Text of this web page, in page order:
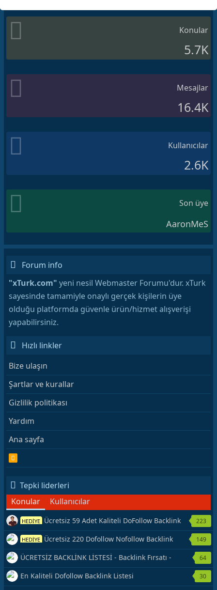
Konular
5.7K
Mesajlar
16.4K
Kullanıcılar
2.6K
Son üye
AaronMeS
Forum info
"xTurk.com" yeni nesil Webmaster Forumu'dur. xTurk
sayesinde tamamiyle onaylı gerçek kişilerin üye
olduğu platformda güvenle ürün/hizmet alışverişi
yapabilirsiniz.
Hızlı linkler
Bize ulaşın
Şartlar ve kurallar
Gizlilik politikası
Yardım
Ana sayfa
R
S
Tepki liderleri
Konular
Kullanıcılar
HEDİYE Ücretsiz 59 Adet Kaliteli DoFollow Backlink
Kaynağı Veriyorum.
223
HEDİYE Ücretsiz 220 Dofollow Nofollow Backlink
Veriyorum
149
ÜCRETSİZ BACKLİNK LİSTESİ - Backlink Fırsatı -
Hemen Yetiş!
64
En Kaliteli Dofollow Backlink Listesi 30